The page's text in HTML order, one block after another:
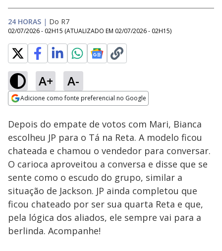
24 HORAS | Do R7
02/07/2026 - 02H15 (ATUALIZADO EM 02/07/2026 - 02H15)
A+ A-
Adicione como fonte preferencial no Google
Ativar
Loaded:
17.48%
Depois do empate de votos com Mari, Bianca
escolheu JP para o Tá na Reta. A modelo ficou
chateada e chamou o vendedor para conversar.
O carioca aproveitou a conversa e disse que se
sente como o escudo do grupo, similar a
situação de Jackson. JP ainda completou que
ficou chateado por ser sua quarta Reta e que,
pela lógica dos aliados, ele sempre vai para a
berlinda. Acompanhe!